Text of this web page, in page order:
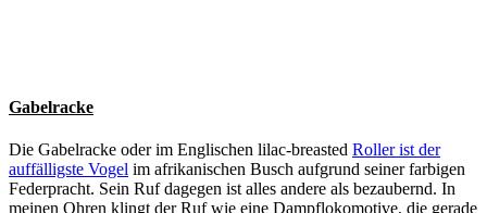
Gabelracke
Die Gabelracke oder im Englischen lilac-breasted Roller ist der
auffälligste Vogel im afrikanischen Busch aufgrund seiner farbigen
Federpracht. Sein Ruf dagegen ist alles andere als bezaubernd. In
meinen Ohren klingt der Ruf wie eine Dampflokomotive, die gerade